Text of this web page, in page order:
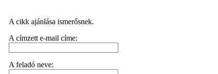
A cikk ajánlása ismerősnek.
A címzett e-mail címe:
A feladó neve: